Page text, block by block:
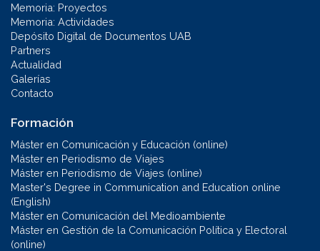
Memoria: Proyectos
Memoria: Actividades
Depósito Digital de Documentos UAB
Partners
Actualidad
Galerías
Contacto
Formación
Máster en Comunicación y Educación (online)
Máster en Periodismo de Viajes
Máster en Periodismo de Viajes (online)
Master's Degree in Communication and Education online
(English)
Máster en Comunicación del Medioambiente
Máster en Gestión de la Comunicación Política y Electoral
(online)